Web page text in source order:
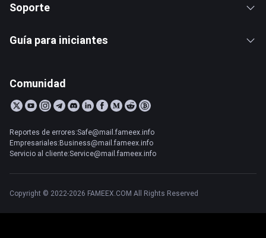
Soporte
Guía para iniciantes
Comunidad
Reportes de errores:Safe@mail.fameex.info
Empresariales:Business@mail.fameex.info
Servicio al cliente:Service@mail.fameex.info
Copyright © 2022-2026 FAMEEX.COM All Rights Reserved